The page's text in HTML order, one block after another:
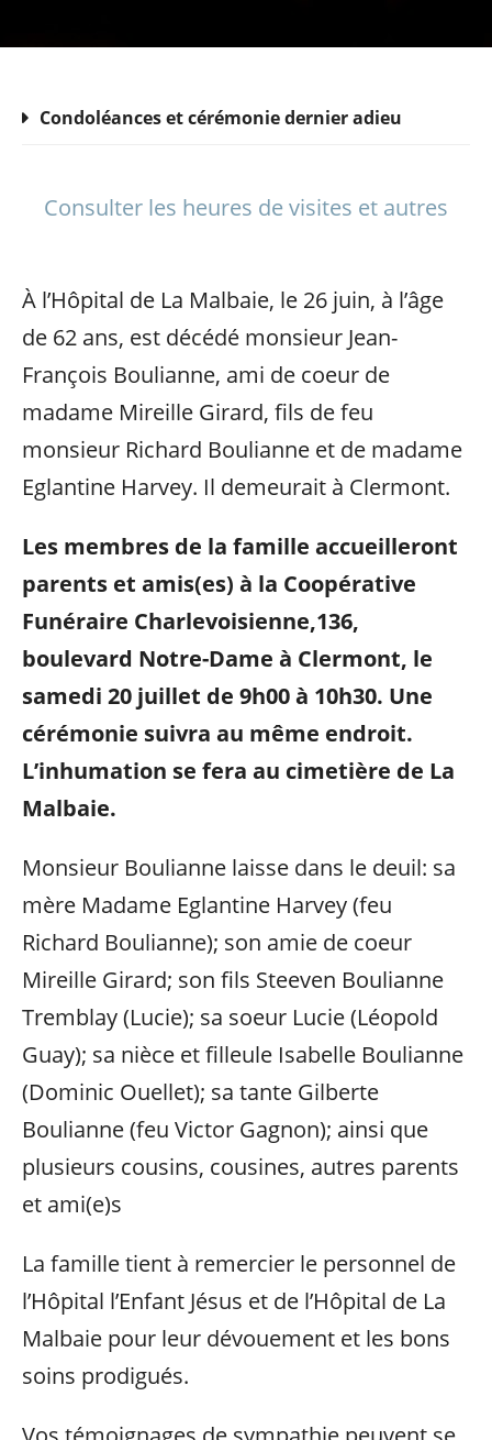
Condoléances et cérémonie dernier adieu
Consulter les heures de visites et autres
À l’Hôpital de La Malbaie, le 26 juin, à l’âge
de 62 ans, est décédé monsieur Jean-
François Boulianne, ami de coeur de
madame Mireille Girard, fils de feu
monsieur Richard Boulianne et de madame
Eglantine Harvey. Il demeurait à Clermont.
Les membres de la famille accueilleront
parents et amis(es) à la Coopérative
Funéraire Charlevoisienne,136,
boulevard Notre-Dame à Clermont, le
samedi 20 juillet de 9h00 à 10h30. Une
cérémonie suivra au même endroit.
L’inhumation se fera au cimetière de La
Malbaie.
Monsieur Boulianne laisse dans le deuil: sa
mère Madame Eglantine Harvey (feu
Richard Boulianne); son amie de coeur
Mireille Girard; son fils Steeven Boulianne
Tremblay (Lucie); sa soeur Lucie (Léopold
Guay); sa nièce et filleule Isabelle Boulianne
(Dominic Ouellet); sa tante Gilberte
Boulianne (feu Victor Gagnon); ainsi que
plusieurs cousins, cousines, autres parents
et ami(e)s
La famille tient à remercier le personnel de
l’Hôpital l’Enfant Jésus et de l’Hôpital de La
Malbaie pour leur dévouement et les bons
soins prodigués.